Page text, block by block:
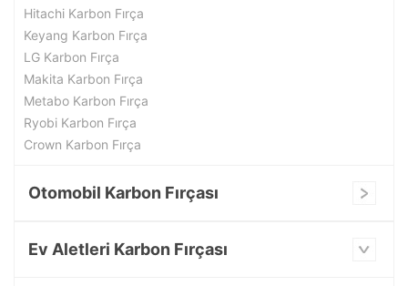
Hitachi Karbon Fırça
Keyang Karbon Fırça
LG Karbon Fırça
Makita Karbon Fırça
Metabo Karbon Fırça
Ryobi Karbon Fırça
Crown Karbon Fırça
Otomobil Karbon Fırçası
Ev Aletleri Karbon Fırçası